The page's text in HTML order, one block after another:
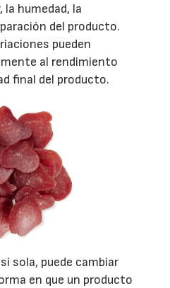
humedad, la
del producto.
pueden
al rendimiento
final del producto.
sola, puede cambiar
en que un producto